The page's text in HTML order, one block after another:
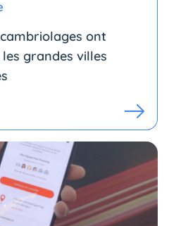
ont
grandes villes